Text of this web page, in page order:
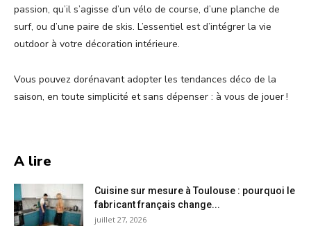
passion, qu’il s’agisse d’un vélo de course, d’une planche de
surf, ou d’une paire de skis. L’essentiel est d’intégrer la vie
outdoor à votre décoration intérieure.
Vous pouvez dorénavant adopter les tendances déco de la
saison, en toute simplicité et sans dépenser : à vous de jouer !
A lire
Cuisine sur mesure à Toulouse : pourquoi le
fabricant français change...
juillet 27, 2026